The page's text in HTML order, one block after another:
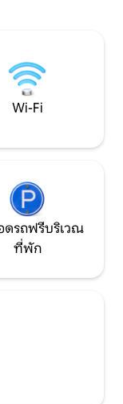
กว้างขวางสำหรับ
ทนาการอื่นๆ
Wi-Fi
ดรถฟรีบริเวณ
ที่พัก